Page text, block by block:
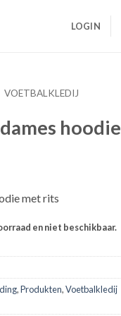
LOGIN
VOETBALKLEDIJ
hoodie
met rits
en niet beschikbaar.
,Produkten,Voetbalkledij